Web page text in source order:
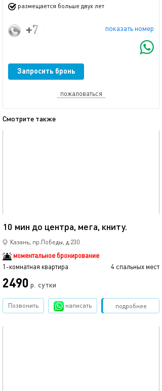
размещается больше двух лет
показать номер
+7 (967) 772-58-47
Запросить бронь
пожаловаться
Смотрите также
10 мин до центра, мега, книту.
Казань, пр.Победы, д.230
моментальное бронирование
1-комнатная квартира
4 спальных мест
2490 р. сутки
подробнее
Позвонить написать Забронировать